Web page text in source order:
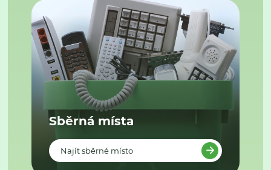
Sběrná místa
Najít sběrné místo